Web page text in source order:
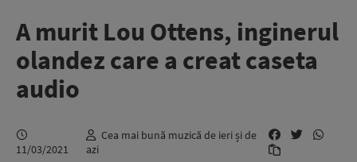
A murit Lou Ottens, inginerul
olandez care a creat caseta
audio
11/03/2021
Cea mai bună muzică de ieri și de
azi